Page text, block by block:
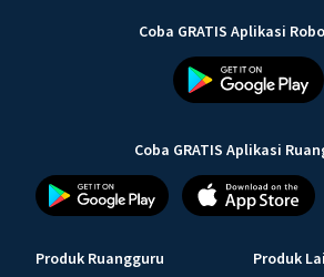
Coba GRATIS Aplikasi
Coba GRATIS Aplikasi
Produk Ruangguru Produk